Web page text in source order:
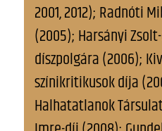
2001, 2012); Radnóti
(2005); Harsányi
díszpolgára (2006);
színikritikusok díja
Halhatatlanok